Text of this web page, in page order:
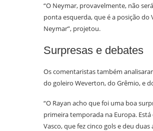
“O Neymar, provavelmente, não
ponta esquerda, que é a posição
Neymar”, projetou.
Surpresas e debates
Os comentaristas também
do goleiro Weverton, do Grêmio, e
“O Rayan acho que foi uma boa
primeira temporada na Europa.
Vasco, que fez cinco gols e deu